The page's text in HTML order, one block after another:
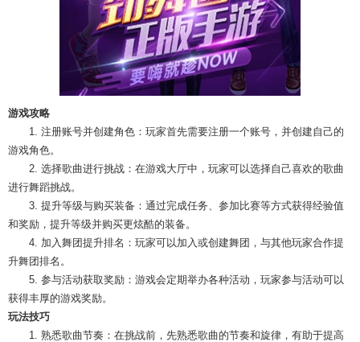
游戏攻略
1. 注册账号并创建角色：玩家首先需要注册一个账号，并创建自己的
游戏角色。
2. 选择歌曲进行挑战：在游戏大厅中，玩家可以选择自己喜欢的歌曲
进行舞蹈挑战。
3. 提升等级与购买装备：通过完成任务、参加比赛等方式获得经验值
和奖励，提升等级并购买更炫酷的装备。
4. 加入舞团提升排名：玩家可以加入或创建舞团，与其他玩家合作提
升舞团排名。
5. 参与活动获取奖励：游戏会定期举办各种活动，玩家参与活动可以
获得丰厚的游戏奖励。
玩法技巧
1. 熟悉歌曲节奏：在挑战前，先熟悉歌曲的节奏和旋律，有助于提高